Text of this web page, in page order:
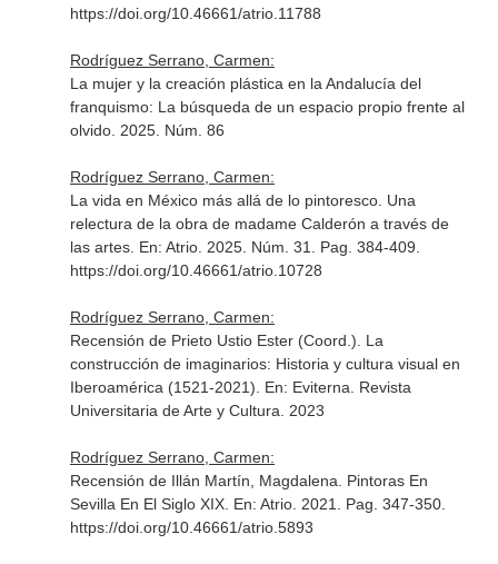
https://doi.org/10.46661/atrio.11788
Rodríguez Serrano, Carmen:
La mujer y la creación plástica en la Andalucía del
franquismo: La búsqueda de un espacio propio frente al
olvido. 2025. Núm. 86
Rodríguez Serrano, Carmen:
La vida en México más allá de lo pintoresco. Una
relectura de la obra de madame Calderón a través de
las artes. En: Atrio. 2025. Núm. 31. Pag. 384-409.
https://doi.org/10.46661/atrio.10728
Rodríguez Serrano, Carmen:
Recensión de Prieto Ustio Ester (Coord.). La
construcción de imaginarios: Historia y cultura visual en
Iberoamérica (1521-2021). En: Eviterna. Revista
Universitaria de Arte y Cultura . 2023
Rodríguez Serrano, Carmen:
Recensión de Illán Martín, Magdalena. Pintoras En
Sevilla En El Siglo XIX. En: Atrio. 2021. Pag. 347-350.
https://doi.org/10.46661/atrio.5893